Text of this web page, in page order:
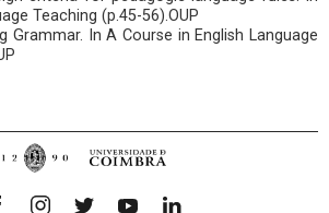
Teaching (p.45-56).OUP
Grammar. In A Course in English Language